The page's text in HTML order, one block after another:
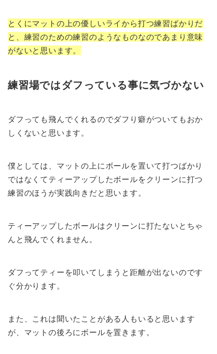
とくにマットの上の優しいライから打つ練習ばかりだ
と、練習のための練習のようなものなのであまり意味
がないと思います。
練習場ではダフっている事に気づかない
ダフっても飛んでくれるのでダフり癖がついてもおか
しくないと思います。
僕としては、マットの上にボールを置いて打つばかり
ではなくてティーアップしたボールをクリーンに打つ
練習のほうが実践向きだと思います。
ティーアップしたボールはクリーンに打たないとちゃ
んと飛んでくれません。
ダフってティーを叩いてしまうと距離が出ないのです
ぐ分かります。
また、これは聞いたことがある人もいると思います
が、マットの後ろにボールを置きます。